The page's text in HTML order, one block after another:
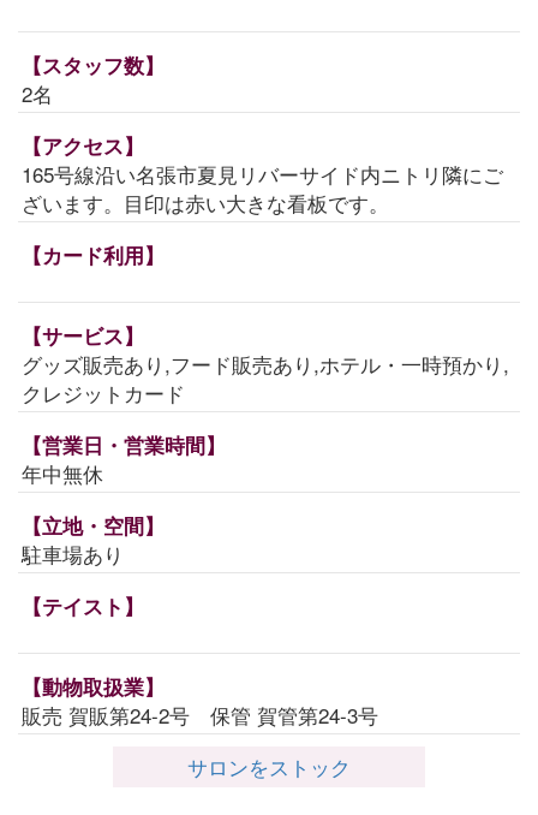
【スタッフ数】
2名
【アクセス】
165号線沿い名張市夏見リバーサイド内ニトリ隣にご
ざいます。目印は赤い大きな看板です。
【カード利用】
【サービス】
グッズ販売あり,フード販売あり,ホテル・一時預かり,
クレジットカード
【営業日・営業時間】
年中無休
【立地・空間】
駐車場あり
【テイスト】
【動物取扱業】
販売 賀販第24-2号 保管 賀管第24-3号
サロンをストック